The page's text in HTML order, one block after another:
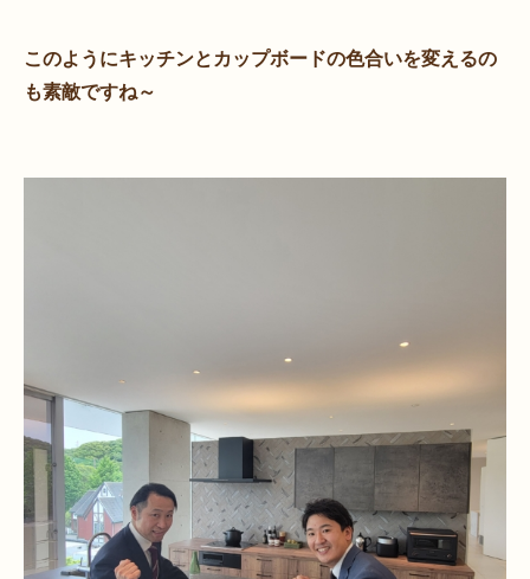
このようにキッチンとカップボードの色合いを変えるの
も素敵ですね～